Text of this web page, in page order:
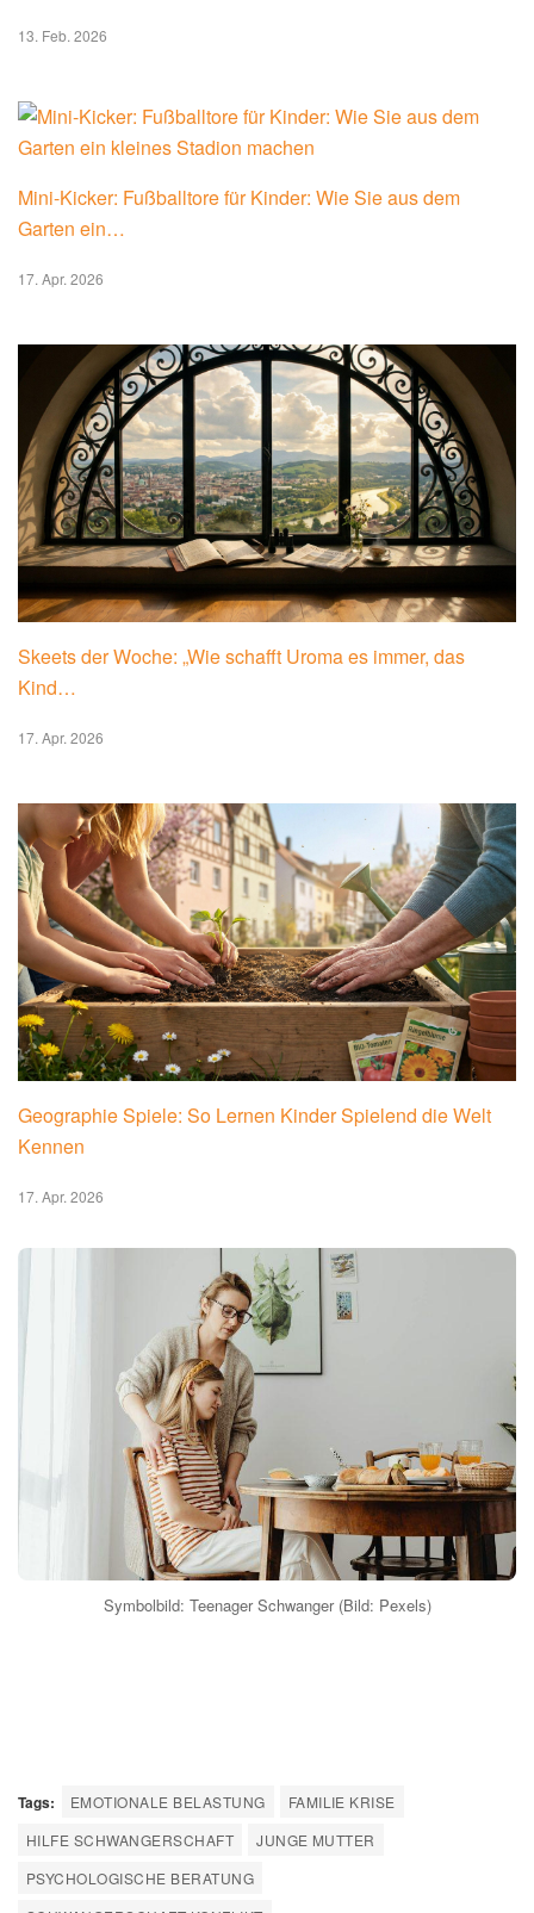
13. Feb. 2026
Mini-Kicker: Fußballtore für Kinder: Wie Sie aus dem
Garten ein…
17. Apr. 2026
Skeets der Woche: „Wie schafft Uroma es immer, das
Kind…
17. Apr. 2026
Geographie Spiele: So Lernen Kinder Spielend die Welt
Kennen
17. Apr. 2026
Symbolbild: Teenager Schwanger (Bild: Pexels)
Tags: EMOTIONALE BELASTUNG
FAMILIE KRISE
HILFE SCHWANGERSCHAFT
JUNGE MUTTER
PSYCHOLOGISCHE BERATUNG